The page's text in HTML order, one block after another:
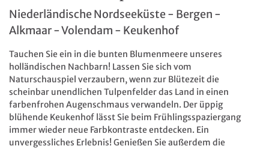
Niederländische Nordseeküste - Bergen -
Alkmaar - Volendam - Keukenhof
Tauchen Sie ein in die bunten Blumenmeere unseres
holländischen Nachbarn! Lassen Sie sich vom
Naturschauspiel verzaubern, wenn zur Blütezeit die
scheinbar unendlichen Tulpenfelder das Land in einen
farbenfrohen Augenschmaus verwandeln. Der üppig
blühende Keukenhof lässt Sie beim Frühlingsspaziergang
immer wieder neue Farbkontraste entdecken. Ein
unvergessliches Erlebnis! Genießen Sie außerdem die